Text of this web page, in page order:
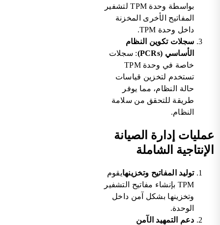
بواسطة وحدة TPM لتشفير
المفاتيح الأخرى المخزنة
داخل وحدة TPM.
سجلات تكوين النظام
الأساسي (PCRs)
: سجلات
خاصة في وحدة TPM
تستخدم لتخزين قياسات
حالة النظام، مما يوفر
طريقة للتحقق من سلامة
النظام.
عمليات إدارة الصيانة
الإنتاجية الشاملة
توليد المفاتيح وتخزينهايقوم
TPM بإنشاء مفاتيح التشفير
وتخزينها بشكل آمن داخل
الوحدة.
دعم التمهيد الآمن